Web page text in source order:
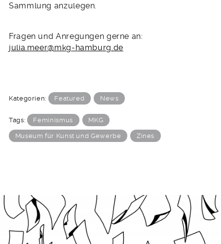
Sammlung anzulegen.
Fragen und Anregungen gerne an:
julia.meer@mkg-hamburg.de
Kategorien: Featured News
Tags: Feminismus MKG
Museum für Kunst und Gewerbe Zines